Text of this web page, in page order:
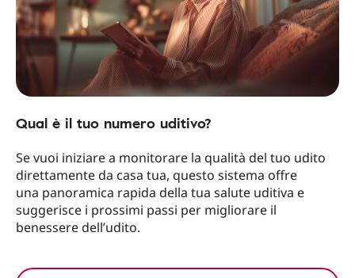
Qual è il tuo numero uditivo?
Se vuoi iniziare a monitorare la qualità del tuo udito
direttamente da casa tua, questo sistema offre
una panoramica rapida della tua salute uditiva e
suggerisce i prossimi passi per migliorare il
benessere dell’udito.